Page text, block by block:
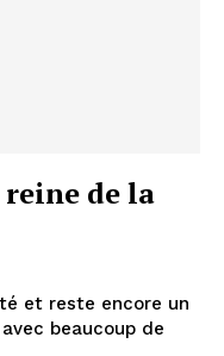
de la
et reste encore un
beaucoup de